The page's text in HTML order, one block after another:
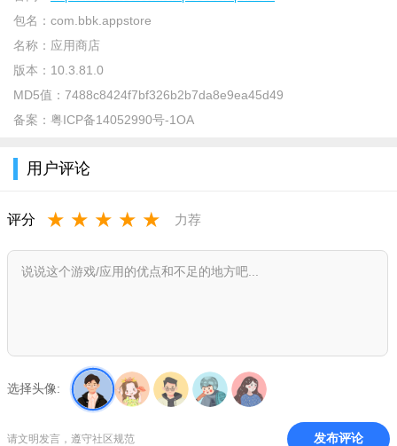
软件介绍：
应用商店是vivo智能手机为用户打造的官方手机软件下载平
台，帮助用户发现最好的应用和游戏，为用户提供一站式的软件
下载、管理和升级服务。通过vivo应用商店官方版应用市场你可
的游戏与最好的应用。
2.一键更新手机应用，升级更快更节约流量
vivo应用商店为什么登录不了
1、很多小伙伴可能发现点击登录的时候会出现无法登陆提
包名： com.bbk.appstore
名称： 应用商店
版本： 10.3.81.0
MD5值： 7488c8424f7bf326b2b7da8e9ea45d49
备案： 粤ICP备14052990号-1OA
用户评论
评分 ★ ★ ★ ★ ★ 力荐
选择头像:
请文明发言，遵守社区规范 发布评论